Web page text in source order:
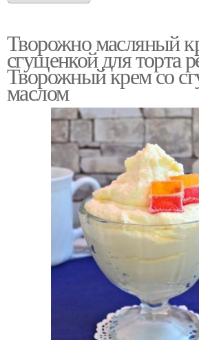
Творожно масляный
сгущенкой для торта
Творожный крем со
маслом